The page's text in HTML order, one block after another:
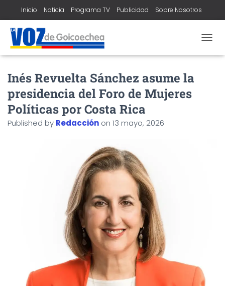
Inicio Noticia Programa TV Publicidad Sobre Nosotros
O
Inés Revuelta Sánchez asume la
presidencia del Foro de Mujeres
Políticas por Costa Rica
Published by Redacción on 13 mayo, 2026